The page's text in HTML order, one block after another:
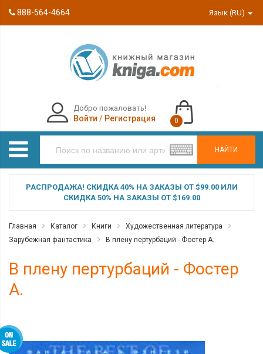
888-564-4664 Язык (RU)
НАЙТИ
Добро пожаловать!
Войти / Регистрация 0
РАСПРОДАЖА! СКИДКА 40% НА ЗАКАЗЫ ОТ $99.00 ИЛИ
СКИДКА 50% НА ЗАКАЗЫ ОТ $169.00
Главная Каталог Книги
Художественная литература
Зарубежная фантастика
В плену пертурбаций - Фостер А.
В плену пертурбаций - Фостер
А.